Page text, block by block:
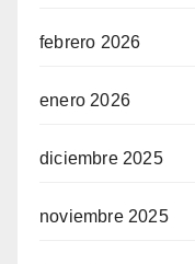
febrero 2026
enero 2026
diciembre 2025
noviembre 2025